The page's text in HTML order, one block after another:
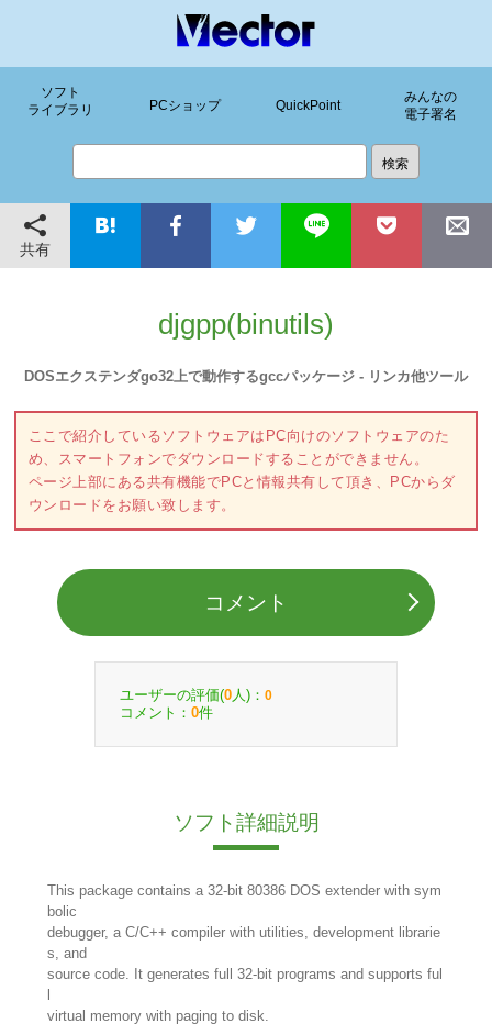
ソフト
ライブラリ
PCショップ QuickPoint
みんなの
電子署名
共有
djgpp(binutils)
DOSエクステンダgo32上で動作するgccパッケージ - リンカ他ツール
ここで紹介しているソフトウェアはPC向けのソフトウェアのた
め、スマートフォンでダウンロードすることができません。
ページ上部にある共有機能でPCと情報共有して頂き、PCからダ
ウンロードをお願い致します。
コメント
ユーザーの評価(0 人)： 0
コメント： 0件
ソフト詳細説明
This package contains a 32-bit 80386 DOS extender with sym
bolic
debugger, a C/C++ compiler with utilities, development librarie
s, and
source code. It generates full 32-bit programs and supports ful
virtual memory with paging to disk.